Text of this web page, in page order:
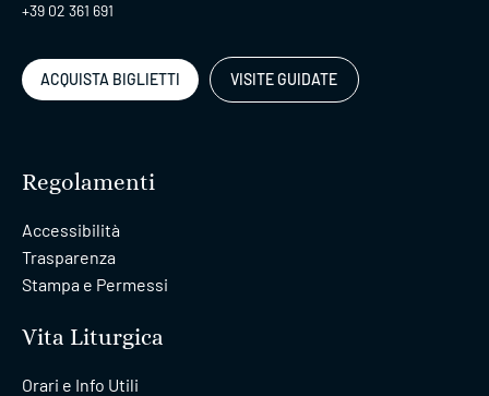
+39 02 361 691
ACQUISTA BIGLIETTI VISITE GUIDATE
Regolamenti
Accessibilità
Trasparenza
Stampa e Permessi
Vita Liturgica
Orari e Info Utili